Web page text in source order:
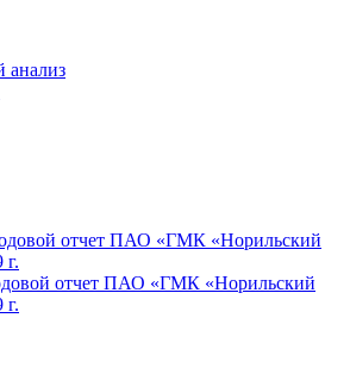
анализ
отчет ПАО «ГМК «Норильский
г.
отчет ПАО «ГМК «Норильский
г.